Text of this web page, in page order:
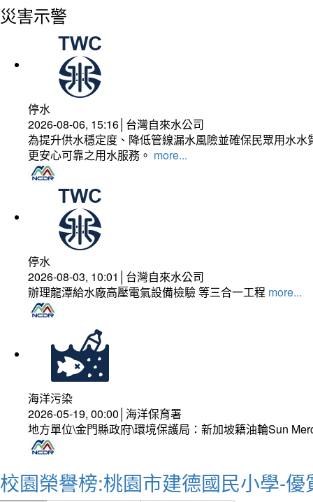
災害示警
停水
2026-08-06, 15:16│台灣自來水公司
為提升供水穩定度、降低管線漏水風險並確保民眾用水
更安心可靠之用水服務。 more...
停水
2026-08-03, 10:01│台灣自來水公司
辦理龍潭給水廠高壓電氣設備檢驗 等三合一工程 more...
海洋污染
2026-05-19, 00:00│海洋保育署
地方單位\金門縣政府\環境保護局：新加坡籍油輪Sun
校園榮譽榜:桃園市建德國民小學-優